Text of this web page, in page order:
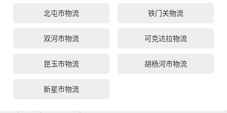
北屯市物流 铁门关物流
双河市物流 可克达拉物流
昆玉市物流 胡杨河市物流
新星市物流